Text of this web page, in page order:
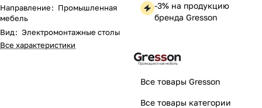
Направление: Промышленная
мебель
Вид: Электромонтажные столы
Все характеристики
-3% на продукцию
бренда Gresson
Все товары Gresson
Все товары категории